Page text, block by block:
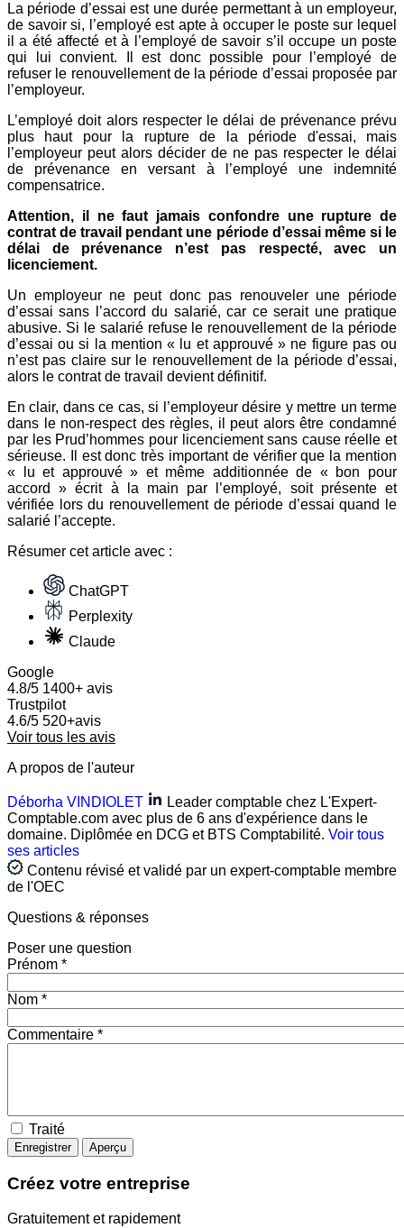
La période d’essai est une durée permettant à un employeur,
de savoir si, l’employé est apte à occuper le poste sur lequel
il a été affecté et à l’employé de savoir s’il occupe un poste
qui lui convient. Il est donc possible pour l’employé de
refuser le renouvellement de la période d’essai proposée par
l’employeur.
L’employé doit alors respecter le délai de prévenance prévu
plus haut pour la rupture de la période d'essai, mais
l’employeur peut alors décider de ne pas respecter le délai
de prévenance en versant à l’employé une indemnité
compensatrice.
Attention, il ne faut jamais confondre une rupture de
contrat de travail pendant une période d’essai même si le
délai de prévenance n’est pas respecté, avec un
licenciement.
Un employeur ne peut donc pas renouveler une période
d’essai sans l’accord du salarié, car ce serait une pratique
abusive. Si le salarié refuse le renouvellement de la période
d’essai ou si la mention « lu et approuvé » ne figure pas ou
n’est pas claire sur le renouvellement de la période d’essai,
alors le contrat de travail devient définitif.
En clair, dans ce cas, si l’employeur désire y mettre un terme
dans le non-respect des règles, il peut alors être condamné
par les Prud’hommes pour licenciement sans cause réelle et
sérieuse. Il est donc très important de vérifier que la mention
« lu et approuvé » et même additionnée de « bon pour
accord » écrit à la main par l’employé, soit présente et
vérifiée lors du renouvellement de période d’essai quand le
salarié l’accepte.
Résumer cet article avec :
ChatGPT
Perplexity
Claude
Google
4.8/5 1400+ avis
Trustpilot
4.6/5 520+avis
Voir tous les avis
A propos de l'auteur
Déborha VINDIOLET
Leader comptable chez L'Expert-
Comptable.com avec plus de 6 ans d'expérience dans le
domaine. Diplômée en DCG et BTS Comptabilité. Voir tous
ses articles
Contenu révisé et validé par un expert-comptable membre
de l'OEC
Questions & réponses
Poser une question
Prénom *
Nom *
Commentaire *
Traité
Créez votre entreprise
Gratuitement et rapidement